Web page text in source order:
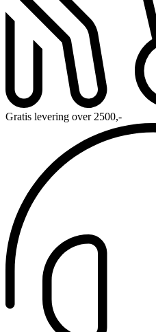
Gratis levering over 2500,-